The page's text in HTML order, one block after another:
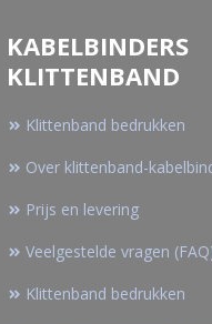
KABELBINDERS
KLITTENBAND
Klittenband bedrukken
Over klittenband-
Prijs en levering
Veelgestelde vragen
Klittenband bedrukken